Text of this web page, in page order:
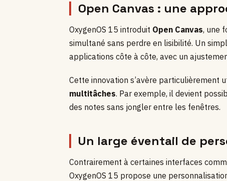
Open Canvas : une
OxygenOS 15 introduit Open Canvas, une
simultané sans perdre en lisibilité. Un
applications côte à côte, avec un
Cette innovation s’avère particulièrement
multitâches. Par exemple, il devient
des notes sans jongler entre les fenêtres.
Un large éventail de
Contrairement à certaines interfaces
OxygenOS 15 propose une